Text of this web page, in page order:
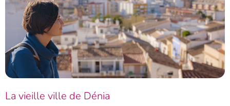
La vieille ville de Dénia